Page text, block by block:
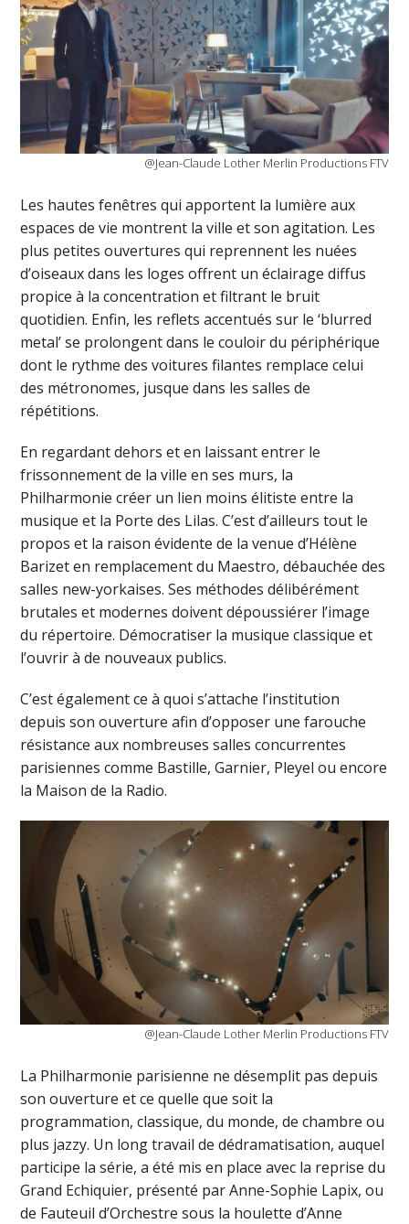
@Jean-Claude Lother Merlin Productions FTV
Les hautes fenêtres qui apportent la lumière aux
espaces de vie montrent la ville et son agitation. Les
plus petites ouvertures qui reprennent les nuées
d’oiseaux dans les loges offrent un éclairage diffus
propice à la concentration et filtrant le bruit
quotidien. Enfin, les reflets accentués sur le ‘blurred
metal’ se prolongent dans le couloir du périphérique
dont le rythme des voitures filantes remplace celui
des métronomes, jusque dans les salles de
répétitions.
En regardant dehors et en laissant entrer le
frissonnement de la ville en ses murs, la
Philharmonie créer un lien moins élitiste entre la
musique et la Porte des Lilas. C’est d’ailleurs tout le
propos et la raison évidente de la venue d’Hélène
Barizet en remplacement du Maestro, débauchée des
salles new-yorkaises. Ses méthodes délibérément
brutales et modernes doivent dépoussiérer l’image
du répertoire. Démocratiser la musique classique et
l’ouvrir à de nouveaux publics.
C’est également ce à quoi s’attache l’institution
depuis son ouverture afin d’opposer une farouche
résistance aux nombreuses salles concurrentes
parisiennes comme Bastille, Garnier, Pleyel ou encore
la Maison de la Radio.
@Jean-Claude Lother Merlin Productions FTV
La Philharmonie parisienne ne désemplit pas depuis
son ouverture et ce quelle que soit la
programmation, classique, du monde, de chambre ou
plus jazzy. Un long travail de dédramatisation, auquel
participe la série, a été mis en place avec la reprise du
Grand Echiquier, présenté par Anne-Sophie Lapix, ou
de Fauteuil d’Orchestre sous la houlette d’Anne